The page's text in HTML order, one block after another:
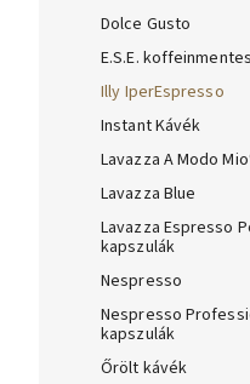
Dolce Gusto
E.S.E.
Illy IperEspresso
Instant Kávék
Lavazza A Modo
Lavazza Blue
Lavazza Espresso
kapszulák
Nespresso
Nespresso
kapszulák
Őrölt kávék